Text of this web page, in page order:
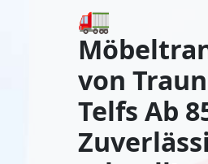
🚛
von
Telfs Ab